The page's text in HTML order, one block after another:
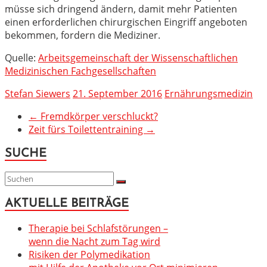
müsse sich dringend ändern, damit mehr Patienten
einen erforderlichen chirurgischen Eingriff angeboten
bekommen, fordern die Mediziner.
Quelle: Arbeitsgemeinschaft der Wissenschaftlichen
Medizinischen Fachgesellschaften
Stefan Siewers 21. September 2016 Ernährungsmedizin
← Fremdkörper verschluckt?
Zeit fürs Toilettentraining →
SUCHE
AKTUELLE BEITRÄGE
Therapie bei Schlafstörungen –
wenn die Nacht zum Tag wird
Risiken der Polymedikation